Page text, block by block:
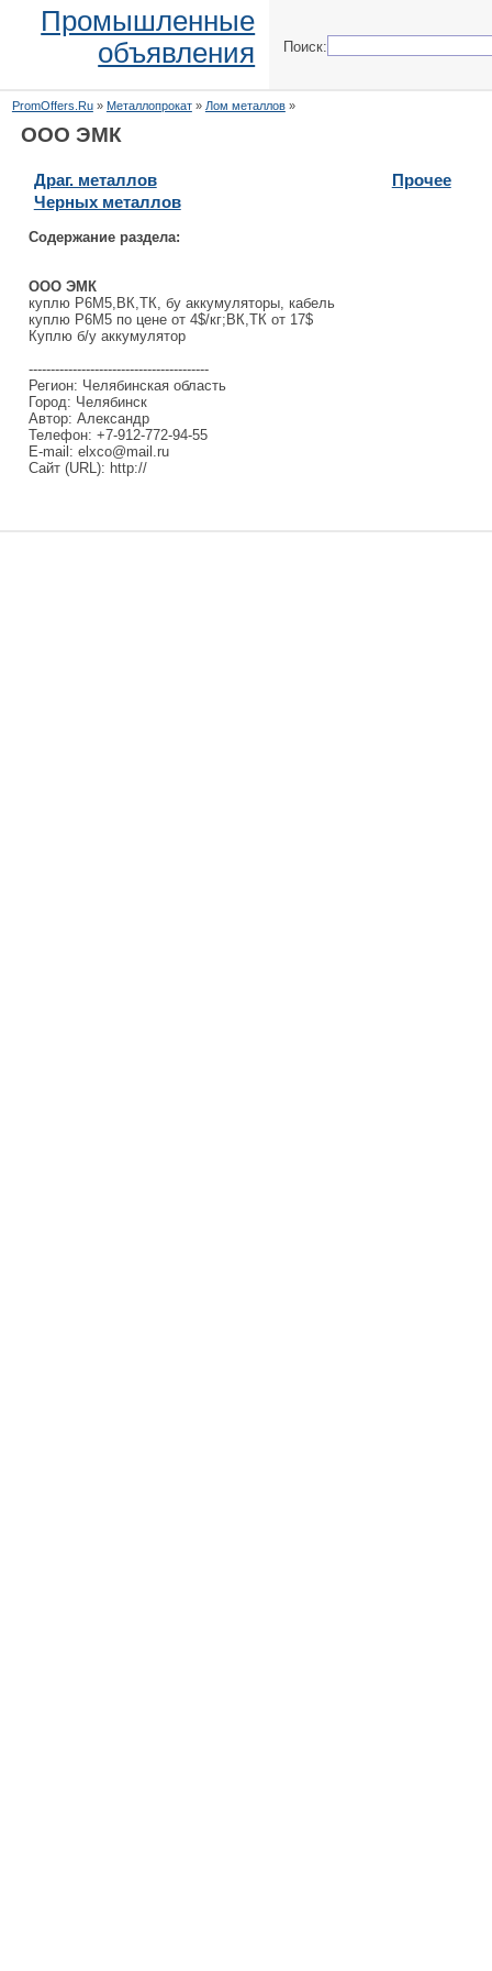
Промышленные
объявления
Поиск:
PromOffers.Ru» Металлопрокат» Лом металлов»
ООО ЭМК
Драг. металлов
Прочее
Черных металлов
Содержание раздела:
ООО ЭМК
куплю Р6М5,ВК,ТК, бу аккумуляторы, кабель
куплю Р6М5 по цене от 4$/кг;ВК,ТК от 17$
Куплю б/у аккумулятор
-----------------------------------------
Регион: Челябинская область
Город: Челябинск
Автор: Александр
Телефон: +7-912-772-94-55
E-mail: elxco@mail.ru
Сайт (URL): http://